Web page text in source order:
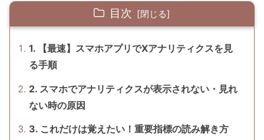
目次
1. 【最速】スマホアプリでXアナリティクスを見
る手順
2. スマホでアナリティクスが表示されない・見れ
ない時の原因
3. これだけは覚えたい！重要指標の読み解き方